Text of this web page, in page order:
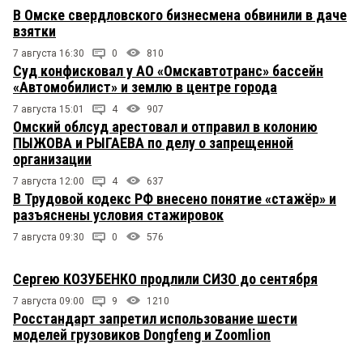
В Омске свердловского бизнесмена обвинили в даче
взятки
7 августа 16:30 0 810
Суд конфисковал у АО «Омскавтотранс» бассейн
«Автомобилист» и землю в центре города
7 августа 15:01 4 907
Омский облсуд арестовал и отправил в колонию
ПЫЖОВА и РЫГАЕВА по делу о запрещенной
организации
7 августа 12:00 4 637
В Трудовой кодекс РФ внесено понятие «стажёр» и
разъяснены условия стажировок
7 августа 09:30 0 576
Сергею КОЗУБЕНКО продлили СИЗО до сентября
7 августа 09:00 9 1210
Росстандарт запретил использование шести
моделей грузовиков Dongfeng и Zoomlion